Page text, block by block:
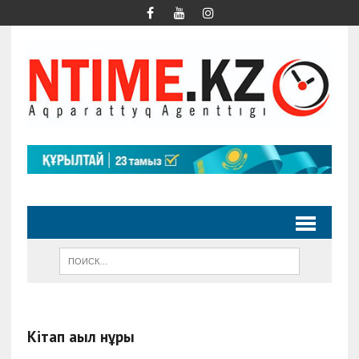
Кітап ақыл нұры